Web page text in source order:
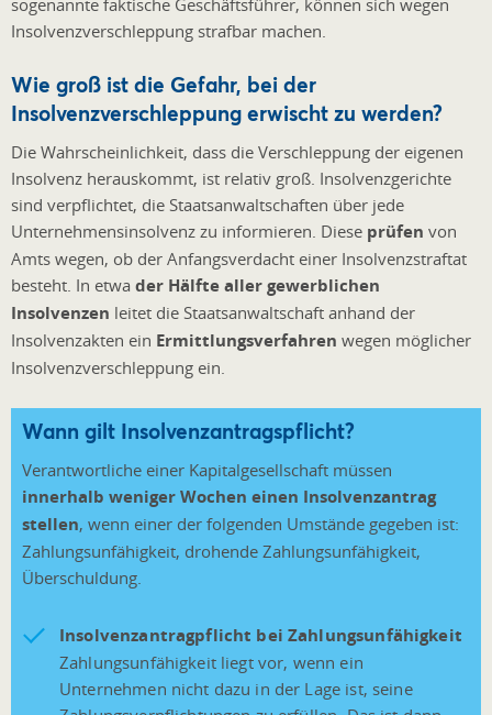
sogenannte faktische Geschäftsführer, können sich wegen
Insolvenzverschleppung strafbar machen.
Wie groß ist die Gefahr, bei der
Insolvenzverschleppung erwischt zu werden?
Die Wahrscheinlichkeit, dass die Verschleppung der eigenen
Insolvenz herauskommt, ist relativ groß. Insolvenzgerichte
sind verpflichtet, die Staatsanwaltschaften über jede
Unternehmensinsolvenz zu informieren. Diese prüfen von
Amts wegen, ob der Anfangsverdacht einer Insolvenzstraftat
besteht. In etwa der Hälfte aller gewerblichen
Insolvenzen leitet die Staatsanwaltschaft anhand der
Insolvenzakten ein Ermittlungsverfahren wegen möglicher
Insolvenzverschleppung ein.
Wann gilt Insolvenzantragspflicht?
Verantwortliche einer Kapitalgesellschaft müssen
innerhalb weniger Wochen einen Insolvenzantrag
stellen, wenn einer der folgenden Umstände gegeben ist:
Zahlungsunfähigkeit, drohende Zahlungsunfähigkeit,
Überschuldung.
Insolvenzantragpflicht bei Zahlungsunfähigkeit
Zahlungsunfähigkeit liegt vor, wenn ein
Unternehmen nicht dazu in der Lage ist, seine